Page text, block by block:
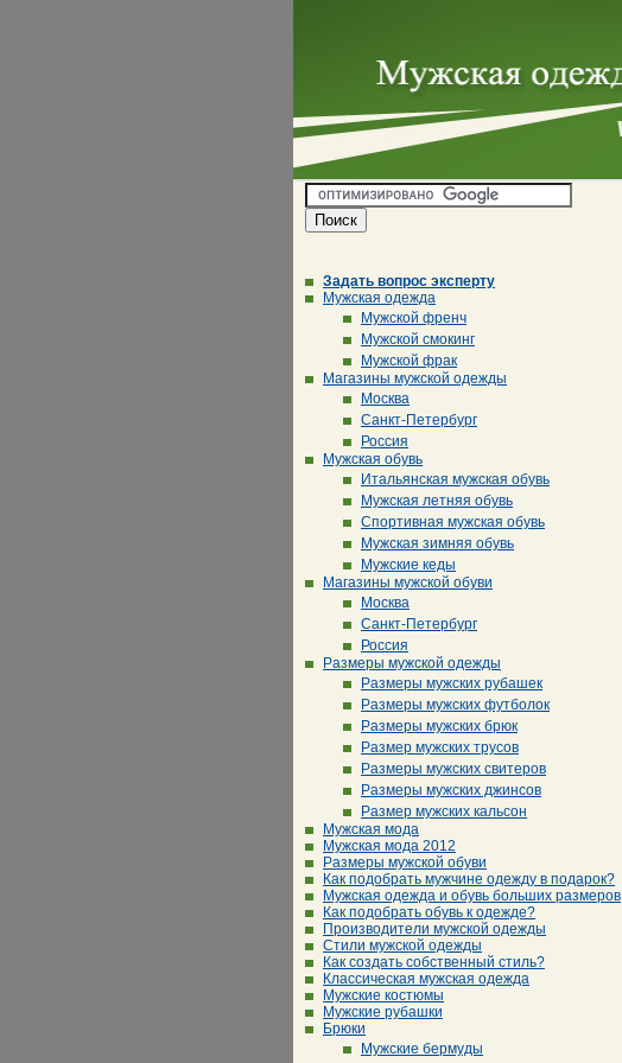
Задать вопрос эксперту
Мужская одежда
Мужской френч
Мужской смокинг
Мужской фрак
Магазины мужской одежды
Москва
Санкт-Петербург
Россия
Мужская обувь
Итальянская мужская обувь
Мужская летняя обувь
Спортивная мужская обувь
Мужская зимняя обувь
Мужские кеды
Магазины мужской обуви
Москва
Санкт-Петербург
Россия
Размеры мужской одежды
Размеры мужских рубашек
Размеры мужских футболок
Размеры мужских брюк
Размер мужских трусов
Размеры мужских свитеров
Размеры мужских джинсов
Размер мужских кальсон
Мужская мода
Мужская мода 2012
Размеры мужской обуви
Как подобрать мужчине одежду в подарок?
Мужская одежда и обувь больших размеров
Как подобрать обувь к одежде?
Производители мужской одежды
Стили мужской одежды
Как создать собственный стиль?
Классическая мужская одежда
Мужские костюмы
Мужские рубашки
Брюки
Мужские бермуды